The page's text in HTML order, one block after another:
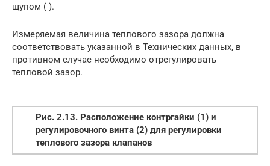
щупом ( ).
Измеряемая величина теплового зазора должна
соответствовать указанной в Технических данных, в
противном случае необходимо отрегулировать
тепловой зазор.
Рис. 2.13. Расположение контргайки (1) и
регулировочного винта (2) для регулировки
теплового зазора клапанов